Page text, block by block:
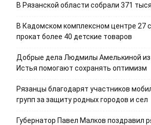
В Рязанской области собрали 371
В Кадомском комплексном центре 27
прокат более 40 детские товаров
Добрые дела Людмилы Амелькиной из
Истья помогают сохранять оптимизм
Рязанцы благодарят участников
групп за защиту родных городов и сел
Губернатор Павел Малков поздравил